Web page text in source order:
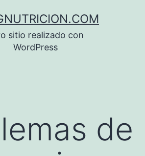
sitio realizado con
WordPress
de